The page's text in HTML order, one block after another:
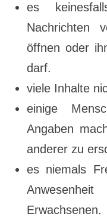
es
Nachrichten
öffnen oder
darf.
viele Inhalte
einige
Angaben
anderer zu
es niemals